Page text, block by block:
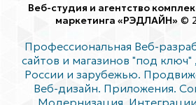
Веб-студия и агентство
маркетинга «РЭДЛАЙН» ©
Профессиональная Веб-
сайтов и магазинов "под ключ"
России и зарубежью.
Веб-дизайн. Приложения.
Модернизация.